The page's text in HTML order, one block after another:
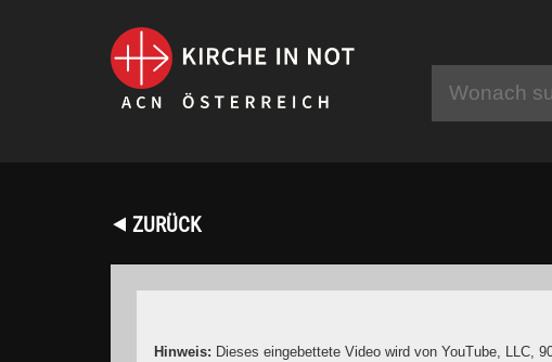
⯇ ZURÜCK
Hinweis: Dieses eingebettete Video wird von YouTube, LLC,